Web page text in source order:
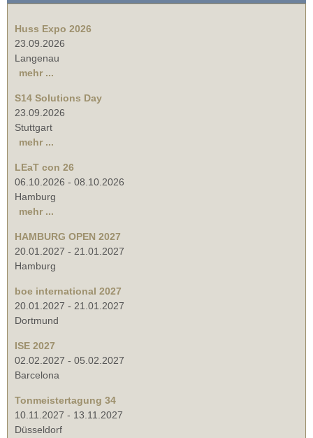
Huss Expo 2026
23.09.2026
Langenau
mehr ...
S14 Solutions Day
23.09.2026
Stuttgart
mehr ...
LEaT con 26
06.10.2026 - 08.10.2026
Hamburg
mehr ...
HAMBURG OPEN 2027
20.01.2027 - 21.01.2027
Hamburg
boe international 2027
20.01.2027 - 21.01.2027
Dortmund
ISE 2027
02.02.2027 - 05.02.2027
Barcelona
Tonmeistertagung 34
10.11.2027 - 13.11.2027
Düsseldorf